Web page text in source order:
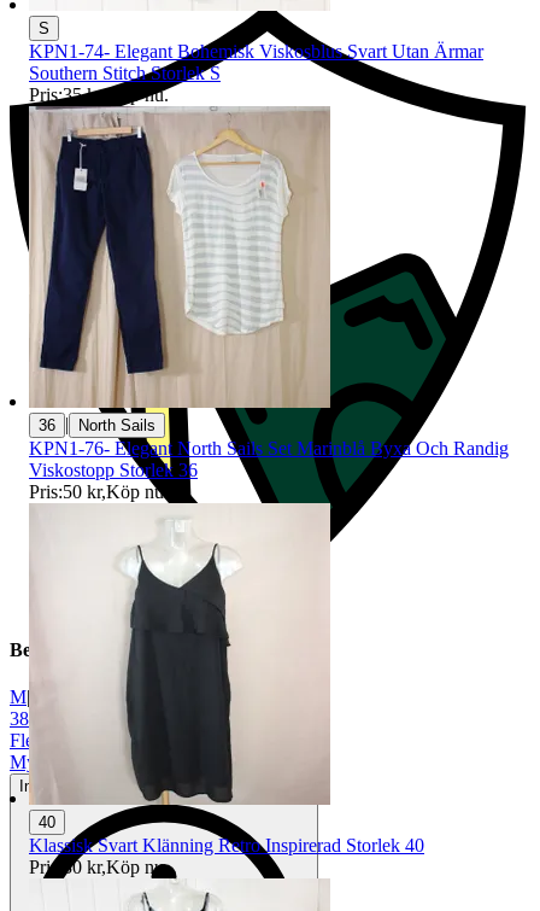
Beskrivning
M|
38
Flerfärgad
Mycket gott skick
Inga eller minimala tecken på användning
S
KPN1-74- Elegant Bohemisk Viskosblus Svart Utan Ärmar
Southern Stitch Storlek S
Pris:35 kr,Köp nu.
36 | North Sails
KPN1-76- Elegant North Sails Set Marinblå Byxa Och Randig
Viskostopp Storlek 36
Pris:50 kr,Köp nu
40
Klassisk Svart Klänning Retro Inspirerad Storlek 40
Pris: 30 kr,Köp nu.